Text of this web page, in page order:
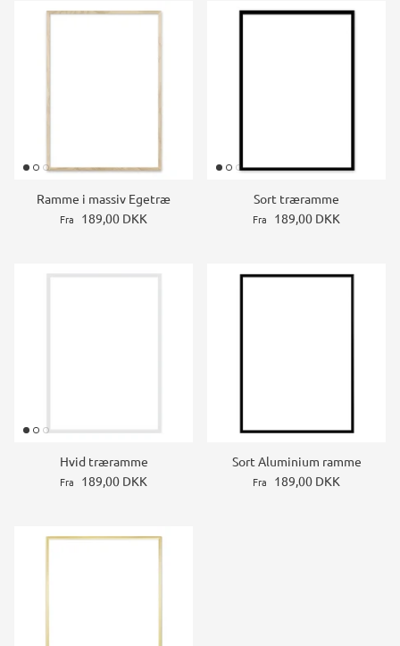
Ramme i massiv Egetræ
Fra 189,00 DKK
Sort træramme
Fra 189,00 DKK
Hvid træramme
Fra 189,00 DKK
Sort Aluminium ramme
Fra 189,00 DKK